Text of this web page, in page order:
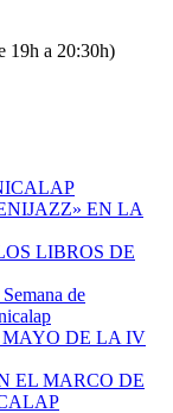
19h a 20:30h)
EN LA
LIBROS DE
de
MAYO DE LA IV
EL MARCO DE